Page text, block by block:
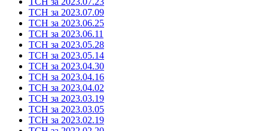
ТСН за 2023.07.09
ТСН за 2023.06.25
ТСН за 2023.06.11
ТСН за 2023.05.28
ТСН за 2023.05.14
ТСН за 2023.04.30
ТСН за 2023.04.16
ТСН за 2023.04.02
ТСН за 2023.03.19
ТСН за 2023.03.05
ТСН за 2023.02.19